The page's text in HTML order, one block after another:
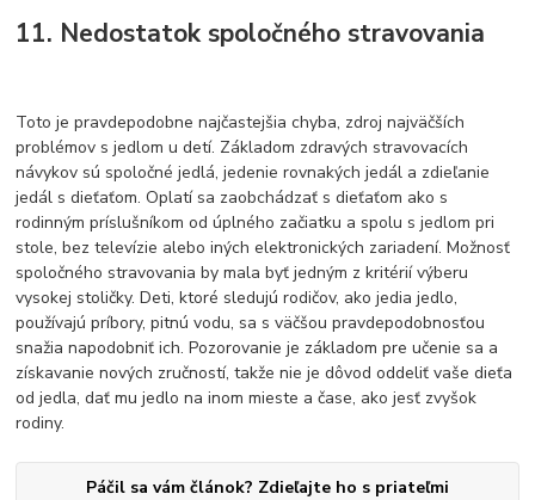
11. Nedostatok spoločného stravovania
Toto je pravdepodobne najčastejšia chyba, zdroj najväčších
problémov s jedlom u detí. Základom zdravých stravovacích
návykov sú spoločné jedlá, jedenie rovnakých jedál a zdieľanie
jedál s dieťaťom. Oplatí sa zaobchádzať s dieťaťom ako s
rodinným príslušníkom od úplného začiatku a spolu s jedlom pri
stole, bez televízie alebo iných elektronických zariadení. Možnosť
spoločného stravovania by mala byť jedným z kritérií výberu
vysokej stoličky. Deti, ktoré sledujú rodičov, ako jedia jedlo,
používajú príbory, pitnú vodu, sa s väčšou pravdepodobnosťou
snažia napodobniť ich. Pozorovanie je základom pre učenie sa a
získavanie nových zručností, takže nie je dôvod oddeliť vaše dieťa
od jedla, dať mu jedlo na inom mieste a čase, ako jesť zvyšok
rodiny.
Páčil sa vám článok? Zdieľajte ho s priateľmi